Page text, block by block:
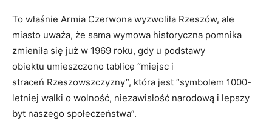
To właśnie Armia Czerwona wyzwoliła Rzeszów, ale
miasto uważa, że sama wymowa historyczna pomnika
zmieniła się już w 1969 roku, gdy u podstawy
obiektu umieszczono tablicę “miejsc i
straceń Rzeszowszczyzny”, która jest “symbolem 1000-
letniej walki o wolność, niezawisłość narodową i lepszy
byt naszego społeczeństwa”.